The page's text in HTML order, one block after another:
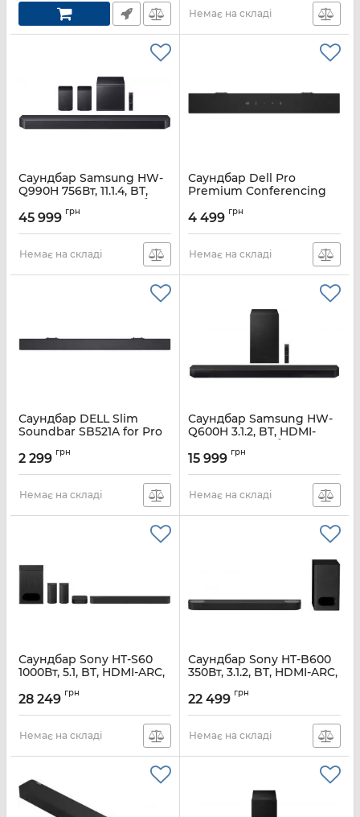
Немає на складі
Саундбар Samsung HW-
Q990H 756Вт, 11.1.4, BT,
HDMI-eARC, Wi-Fi, саб,
Dolby Atmos, чорний
Артикул: HW-Q990H/UA
45 999 грн
Немає на складі
Саундбар Dell Pro
Premium Conferencing
Артикул: 520-BBLY
4 499 грн
Немає на складі
Саундбар DELL Slim
Soundbar SB521A for Pro
Артикул:
2 299 грн
Немає на складі
Саундбар Samsung HW-
Q600H 3.1.2, BT, HDMI-
eARC, Wi-Fi, саб, Dolby
Atmos, чорний
Артикул: HW-Q600H/UA
15 999 грн
Немає на складі
Саундбар Sony HT-S60
1000Вт, 5.1, BT, HDMI-ARC,
Atmos®/DTS:X®
Артикул: HTS60.AF1
28 249 грн
Немає на складі
Саундбар Sony HT-B600
350Вт, 3.1.2, BT, HDMI-ARC,
Atmos®/DTS:X®
Артикул: HTB600.AF1
22 499 грн
Немає на складі